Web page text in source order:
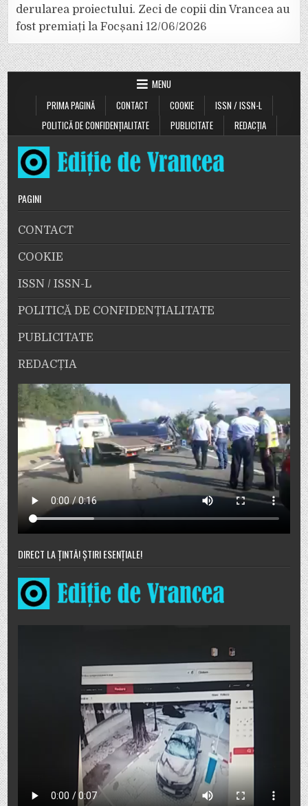
derularea proiectului. Zeci de copii din Vrancea au
fost premiați la Focșani 12/06/2026
MENU
PRIMA PAGINĂ
CONTACT COOKIE
ISSN / ISSN-L
POLITICĂ DE CONFIDENȚIALITATE
PUBLICITATE REDACȚIA
PAGINI
CONTACT
COOKIE
ISSN / ISSN-L
POLITICĂ DE CONFIDENȚIALITATE
PUBLICITATE
REDACȚIA
DIRECT LA ȚINTĂ! ȘTIRI ESENȚIALE!